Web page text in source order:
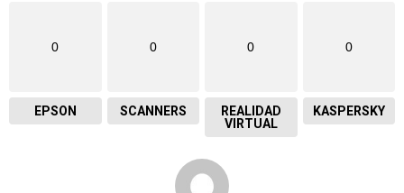
0
EPSON
0
SCANNERS
0
REALIDAD
VIRTUAL
0
KASPERSKY